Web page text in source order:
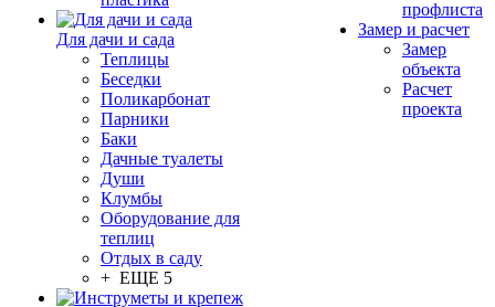
Для дачи и сада
Теплицы
Беседки
Поликарбонат
Парники
Баки
Дачные туалеты
Души
Клумбы
Оборудование для
теплиц
Отдых в саду
+ ЕЩЕ 5
профлиста
Замер и расчет
Замер
объекта
Расчет
проекта